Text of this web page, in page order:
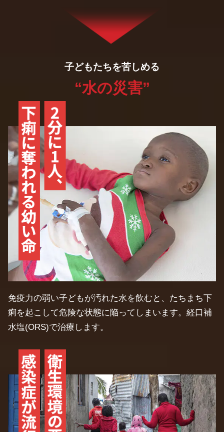
子どもたちを苦しめる
“水の災害”
免疫力の弱い子どもが汚れた水を飲むと、たちまち下
痢を起こして危険な状態に陥ってしまいます。経口補
水塩(ORS)で治療します。